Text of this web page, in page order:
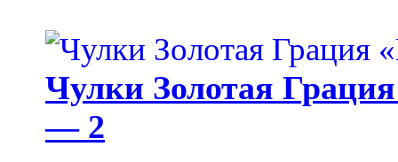
Чулки Золотая
— 2